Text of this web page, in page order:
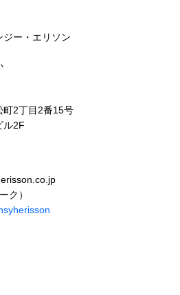
ー・エリソン
町2丁目2番15号
ル2F
ク）